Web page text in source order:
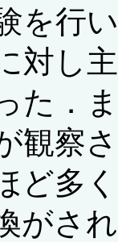
を行
対し
た．
観察
ど多
がさ